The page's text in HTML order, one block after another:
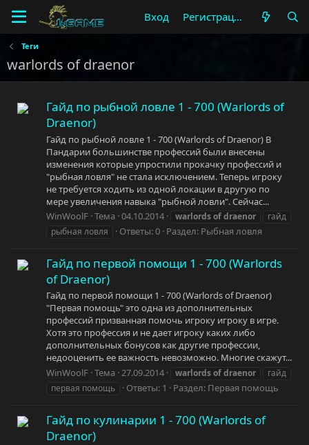
Вход Регистрация
Теги
warlords of draenor
Гайд по рыбной ловле 1 - 700 (Warlords of
Draenor)
Гайд по рыбной ловле 1 - 700 (Warlords of Draenor) В
Пандарии большинстве профессий были внесены
изменения которые упростили прокачку профессий и
"рыбная ловля" не стала исключением. Теперь игроку
не требуется ходить из одной локации в другую по
мере увеличения навыка "рыбной ловли". Сейчас...
WinWoolF Тема 04.10.2014 warlordsofdraenor
гайд
рыбная ловля
Ответы: 0 Раздел: Рыбная ловля
Гайд по первой помощи 1 - 700 (Warlords
of Draenor)
Гайд по первой помощи 1 - 700 (Warlords of Draenor)
"Первая помощь" это одна из дополнительных
профессий призванная помочь игроку игроку в игре.
Хотя это профессия и не дает игроку каких либо
дополнительных бонусов как другие профессии,
недооценить ее важность невозможно. Многие скажут...
WinWoolF Тема 27.09.2014 warlordsofdraenor
гайд
первая помощь
Ответы: 1 Раздел: Первая помощь
Гайд по кулинарии 1 - 700 (Warlords of
Draenor)